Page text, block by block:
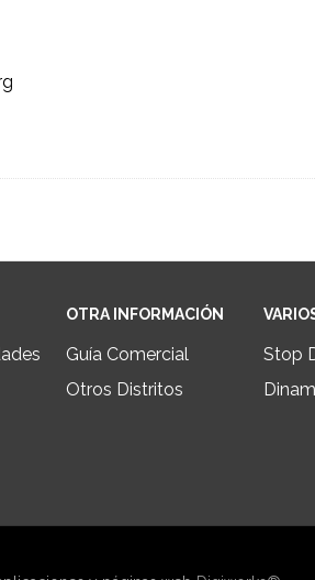
OTRA INFORMACIÓN
Guía Comercial
Otros Distritos
Stop